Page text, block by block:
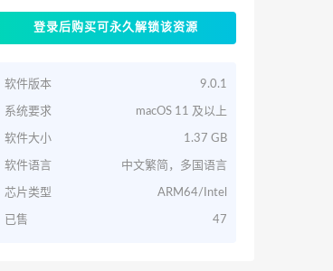
登录后购买可永久解锁该资源
软件版本 9.0.1
系统要求 macOS 11 及以上
软件大小 1.37 GB
软件语言 中文繁简，多国语言
芯片类型 ARM64/Intel
已售 47